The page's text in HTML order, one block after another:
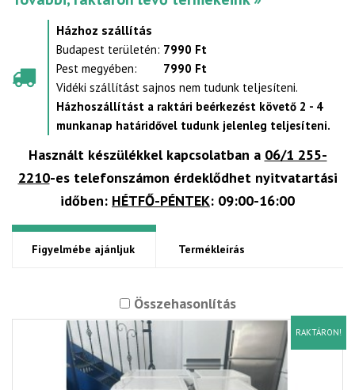
Házhoz szállítás
Budapest területén: 7990 Ft
Pest megyében:
7990 Ft
Vidéki szállítást sajnos nem tudunk teljesíteni.
Házhoszállítást a raktári beérkezést követő 2 - 4
munkanap határidővel tudunk jelenleg teljesíteni.
Használt készülékkel kapcsolatban a 06/1 255-
2210-es telefonszámon érdeklődhet nyitvatartási
időben: HÉTFŐ-PÉNTEK: 09:00-16:00
Figyelmébe ajánljuk Termékleírás
Összehasonlítás
RAKTÁRON!